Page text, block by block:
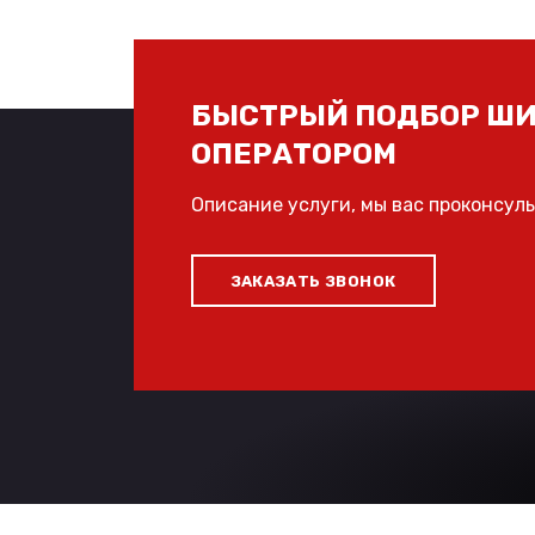
БЫСТРЫЙ ПОДБОР
ОПЕРАТОРОМ
Описание услуги, мы вас
ЗАКАЗАТЬ ЗВОНОК